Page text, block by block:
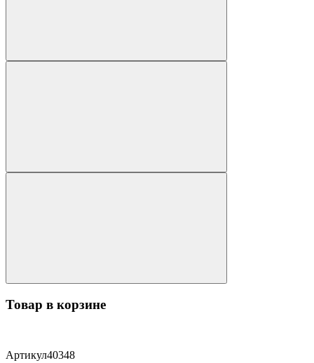
Товар в корзине
Артикул40348